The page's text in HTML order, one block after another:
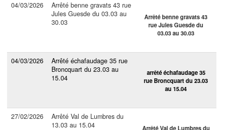
04/03/2026
Arrêté benne gravats 43 rue
Jules Guesde du 03.03 au
30.03
Arrêté benne gravats 43
rue Jules Guesde du
03.03 au 30.03
04/03/2026
Arrêté échafaudage 35 rue
Broncquart du 23.03 au
15.04
arrêté échafaudage 35
rue Broncquart du 23.03
au 15.04
27/02/2026
Arrêté Val de Lumbres du
13.03 au 15.04
Arrêté Val de Lumbres du